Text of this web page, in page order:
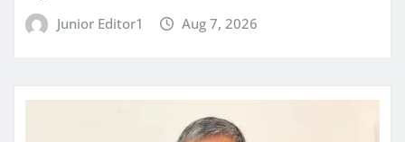
Junior Editor1 Aug 7, 2026